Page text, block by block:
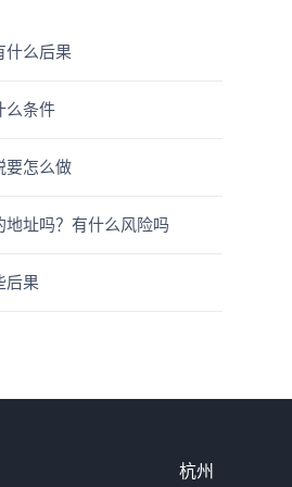
什么后果
么条件
要怎么做
址吗？有什么风险吗
后果
杭州